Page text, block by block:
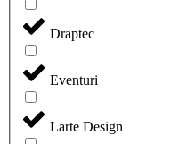
Draptec
Eventuri
Larte Design